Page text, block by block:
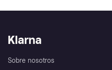
Klarna
Sobre nosotros